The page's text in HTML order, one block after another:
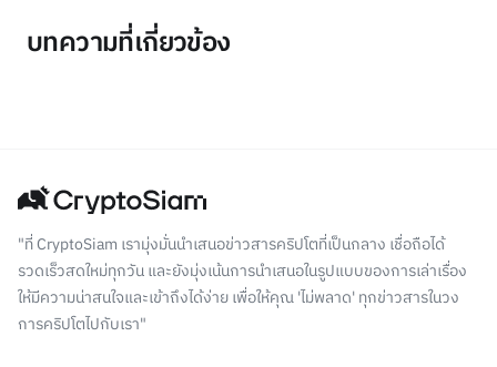
บทความที่เกี่ยวข้อง
"ที่ CryptoSiam เรามุ่งมั่นนำเสนอข่าวสารคริปโตที่เป็นกลาง เชื่อถือได้
รวดเร็วสดใหม่ทุกวัน และยังมุ่งเน้นการนำเสนอในรูปแบบของการเล่าเรื่อง
ให้มีความน่าสนใจและเข้าถึงได้ง่าย เพื่อให้คุณ 'ไม่พลาด' ทุกข่าวสารในวง
การคริปโตไปกับเรา"